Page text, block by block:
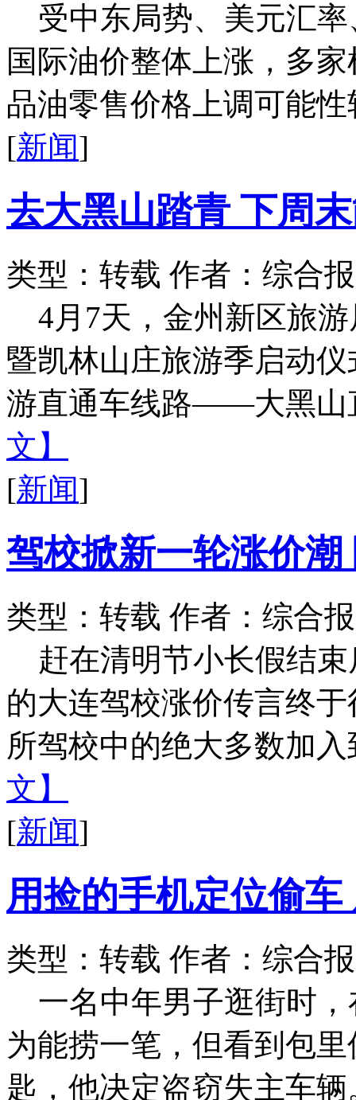
受中东局势、美元汇
国际油价整体上涨，多
品油零售价格上调可能
[新闻]
去大黑山踏青 下周
类型：转载 作者：综合
4月7天，金州新区旅
暨凯林山庄旅游季启动
游直通车线路——大黑山
文】
[新闻]
驾校掀新一轮涨价
类型：转载 作者：综合
赶在清明节小长假结
的大连驾校涨价传言终
所驾校中的绝大多数加
文】
[新闻]
用捡的手机定位偷
类型：转载 作者：综合
一名中年男子逛街时
为能捞一笔，但看到包
匙，他决定盗窃失主车